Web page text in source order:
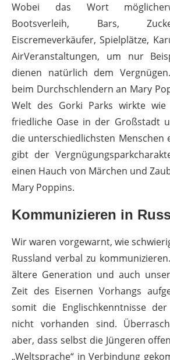
Wobei das Wort
Bootsverleih, Bars,
Eiscremeverkäufer, Spielplätze,
AirVeranstaltungen, um nur
dienen natürlich dem
beim Durchschlendern an Mary
Welt des Gorki Parks wirkte wie
friedliche Oase in der Großstadt
die unterschiedlichsten Menschen
gibt der
einen Hauch von Märchen und
Mary Poppins.
Kommunizieren in
Wir waren vorgewarnt, wie
Russland verbal zu
ältere Generation und auch
Zeit des Eisernen Vorhangs
somit die Englischkenntnisse
nicht vorhanden sind.
aber, dass selbst die Jüngeren
„Weltsprache“ in Verbindung